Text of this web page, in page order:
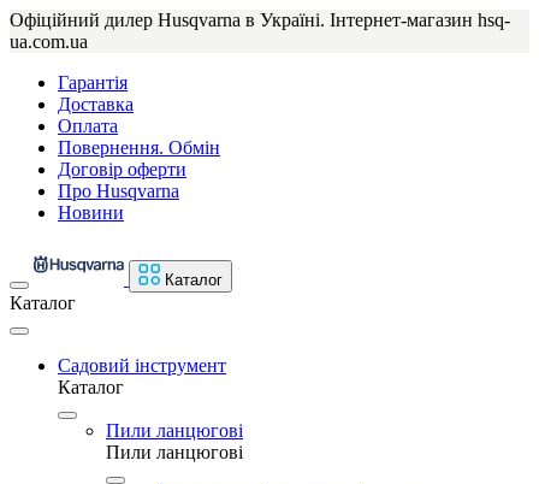
Офіційний дилер Husqvarna в Україні. Інтернет-магазин hsq-
ua.com.ua
Гарантія
Доставка
Оплата
Повернення. Обмін
Договір оферти
Про Husqvarna
Новини
Каталог
Каталог
Садовий інструмент
Каталог
Пили ланцюгові
Пили ланцюгові